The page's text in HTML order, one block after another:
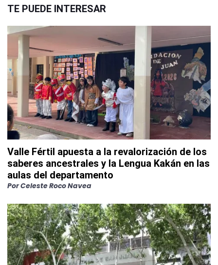
TE PUEDE INTERESAR
Valle Fértil apuesta a la revalorización de los
saberes ancestrales y la Lengua Kakán en las
aulas del departamento
PorCeleste Roco Navea